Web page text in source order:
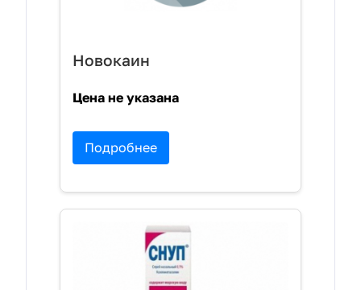
Новокаин
Цена не указана
Подробнее